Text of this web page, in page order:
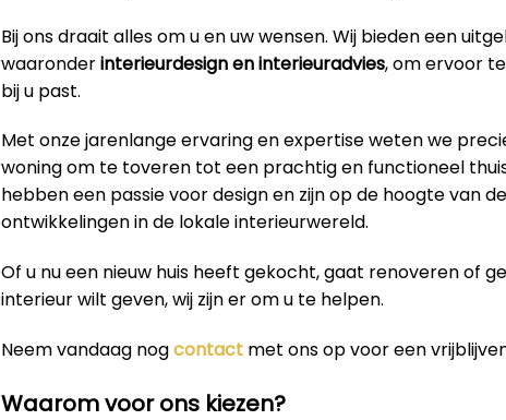
Bij ons draait alles om u en uw wensen. Wij bieden een
waaronderinterieurdesign en interieuradvies, om ervoor
bij u past.
Met onze jarenlange ervaring en expertise weten we
woning om te toveren tot een prachtig en functioneel
hebben een passie voor design en zijn op de hoogte van
ontwikkelingen in de lokale interieurwereld.
Of u nu een nieuw huis heeft gekocht, gaat renoveren of
interieur wilt geven, wij zijn er om u te helpen.
Neem vandaag nogcontact met ons op voor een
Waarom voor ons kiezen?